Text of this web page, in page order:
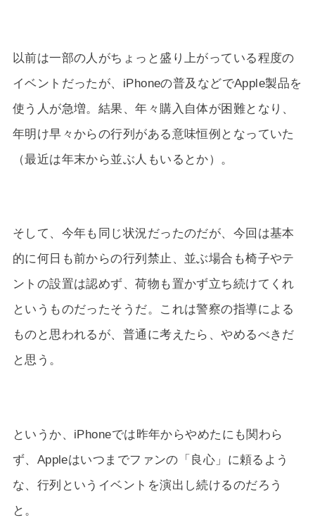
以前は一部の人がちょっと盛り上がっている程度の
イベントだったが、iPhoneの普及などでApple製品を
使う人が急増。結果、年々購入自体が困難となり、
年明け早々からの行列がある意味恒例となっていた
（最近は年末から並ぶ人もいるとか）。
そして、今年も同じ状況だったのだが、今回は基本
的に何日も前からの行列禁止、並ぶ場合も椅子やテ
ントの設置は認めず、荷物も置かず立ち続けてくれ
というものだったそうだ。これは警察の指導による
ものと思われるが、普通に考えたら、やめるべきだ
と思う。
というか、iPhoneでは昨年からやめたにも関わら
ず、Appleはいつまでファンの「良心」に頼るよう
な、行列というイベントを演出し続けるのだろう
と。